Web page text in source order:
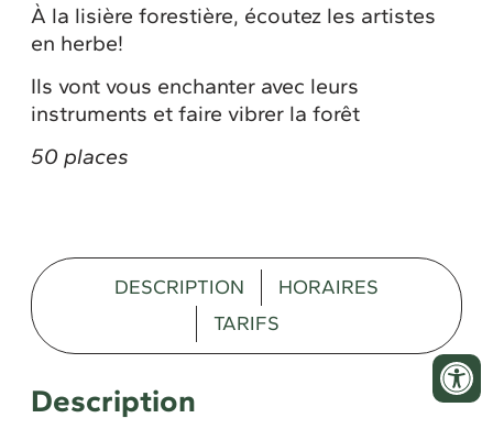
À la lisière forestière, écoutez les artistes
en herbe!
Ils vont vous enchanter avec leurs
instruments et faire vibrer la forêt
50 places
DESCRIPTION
HORAIRES
TARIFS
Description